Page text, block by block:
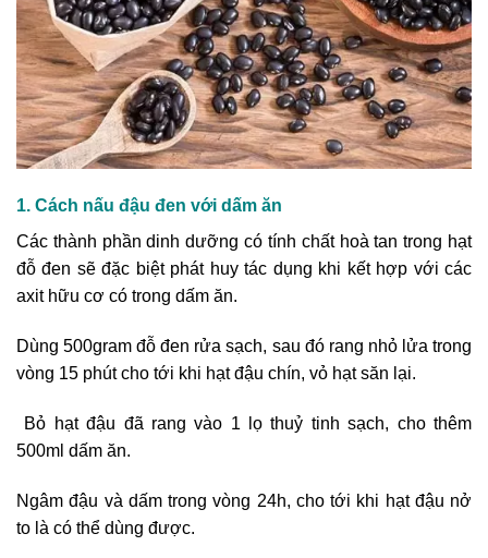
1. Cách nấu đậu đen với dấm ăn
Các thành phần dinh dưỡng có tính chất hoà tan trong hạt
đỗ đen sẽ đặc biệt phát huy tác dụng khi kết hợp với các
axit hữu cơ có trong dấm ăn.
Dùng 500gram đỗ đen rửa sạch, sau đó rang nhỏ lửa trong
vòng 15 phút cho tới khi hạt đậu chín, vỏ hạt săn lại.
Bỏ hạt đậu đã rang vào 1 lọ thuỷ tinh sạch, cho thêm
500ml dấm ăn.
Ngâm đậu và dấm trong vòng 24h, cho tới khi hạt đậu nở
to là có thể dùng được.